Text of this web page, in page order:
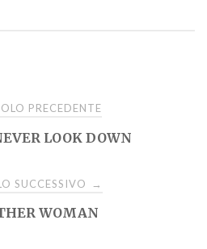
PRECEDENTE
LOOK DOWN
SUCCESSIVO →
WOMAN